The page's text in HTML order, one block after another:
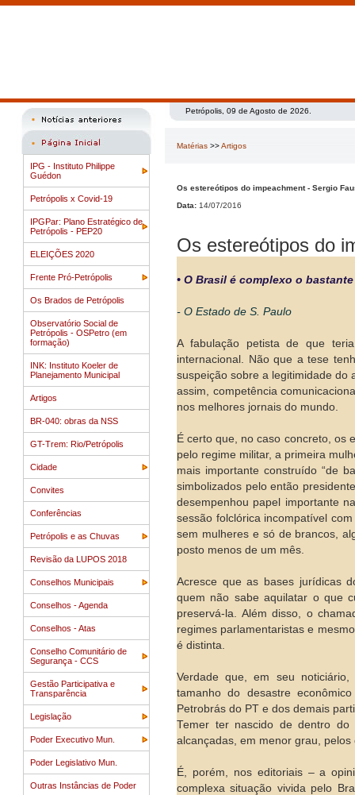
IPG - Instituto Philippe
Guédon
Petrópolis x Covid-19
IPGPar: Plano Estratégico de
Petrópolis - PEP20
ELEIÇÕES 2020
Frente Pró-Petrópolis
Os Brados de Petrópolis
Observatório Social de
Petrópolis - OSPetro (em
formação)
INK: Instituto Koeler de
Planejamento Municipal
Artigos
BR-040: obras da NSS
GT-Trem: Rio/Petrópolis
Cidade
Convites
Conferências
Petrópolis e as Chuvas
Revisão da LUPOS 2018
Conselhos Municipais
Conselhos - Agenda
Conselhos - Atas
Conselho Comunitário de
Segurança - CCS
Gestão Participativa e
Transparência
Legislação
Poder Executivo Mun.
Poder Legislativo Mun.
Outras Instâncias de Poder
Petrópolis, 09 de Agosto de 2026.
Matérias >>Artigos
Os estereótipos do impeachment - Sergio
Data: 14/07/2016
Os estereótipos do
• O Brasil é complexo o
- O Estado de S. Paulo
A fabulação petista de que
internacional. Não que a tese
suspeição sobre a legitimidade do
assim, competência
nos melhores jornais do mundo.
É certo que, no caso concreto, os
pelo regime militar, a primeira
mais importante construído “de
simbolizados pelo então
desempenhou papel importante
sessão folclórica incompatível
sem mulheres e só de brancos,
posto menos de um mês.
Acresce que as bases jurídicas
quem não sabe aquilatar o que
preservá-la. Além disso, o
regimes parlamentaristas e
é distinta.
Verdade que, em seu
tamanho do desastre
Petrobrás do PT e dos demais
Temer ter nascido de dentro do
alcançadas, em menor grau,
É, porém, nos editoriais – a
complexa situação vivida pelo